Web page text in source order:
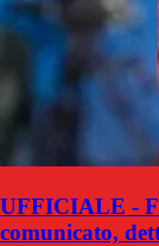
UFFICIALE -
comunicato,